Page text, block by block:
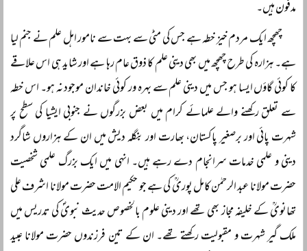
مدفون ہیں۔
چھچھ ایک مردم خیز خطہ ہے جس کی مٹی سے بہت سے نامور اہل علم نے جنم لیا
ہے۔ ہزارہ کی طرح چھچھ میں بھی دینی علم کا ذوق عام رہا ہے اور شاید ہی اس علاقے
کا کوئی گاؤں ایسا ہو جس میں دینی علم سے بہرہ ور کوئی خاندان موجود نہ ہو۔ اس خطہ
سے تعلق رکھنے والے علمائے کرام میں بعض بزرگوں نے جنوبی ایشیا کی سطح پر
شہرت پائی اور برصغیر پاکستان، بھارت اور بنگلہ دیش میں ان کے ہزاروں شاگرد
دینی و علمی خدمات سرانجام دے رہے ہیں۔ انہی میں ایک بزرگ علمی شخصیت
حضرت مولانا عبد الرحمٰن کامل پوریؒ کی ہے جو حکیم الامت حضرت مولانا اشرف علی
تھانویؒ کے خلیفہ مجاز بھی تھے اور دینی علوم بالخصوص حدیث نبویؐ کی تدریس میں
ملک گیر شہرت و مقبولیت رکھتے تھے۔ ان کے تین فرزندوں حضرت مولانا عبید